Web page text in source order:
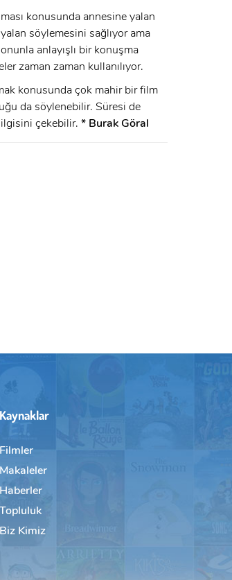
konusunda annesine yalan
söylemesini sağlıyor ama
anlayışlı bir konuşma
zaman zaman kullanılıyor.
konusunda çok mahir bir film
da söylenebilir. Süresi de
çekebilir. * Burak Göral
Kaynaklar
Filmler
Makaleler
Haberler
Topluluk
Biz Kimiz